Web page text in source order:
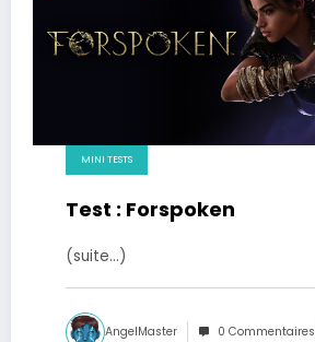
MINI TESTS
Test : Forspoken
(suite…)
AngelMaster 0 Commentaires